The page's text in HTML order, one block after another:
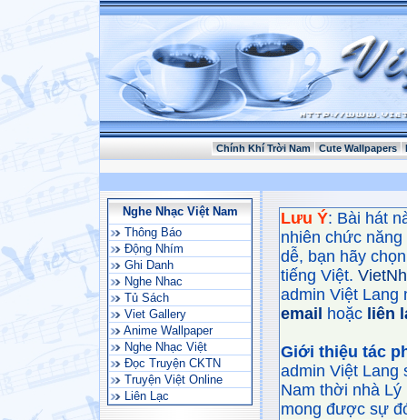
Chính Khí Trời Nam Cute Wallpapers
Nghe Nhạc Việt Nam
Thông Báo
Động Nhím
Ghi Danh
Nghe Nhac
Tủ Sách
Viet Gallery
Anime Wallpaper
Nghe Nhạc Việt
Đọc Truyện CKTN
Truyện Việt Online
Liên Lạc
Lưu Ý: Bài hát
nhiên chức
dễ, bạn hãy
tiếng Việt.
admin Việt Lang
email
hoặc liên
Giới thiệu tác
admin Việt Lang
Nam thời nhà
mong được sự